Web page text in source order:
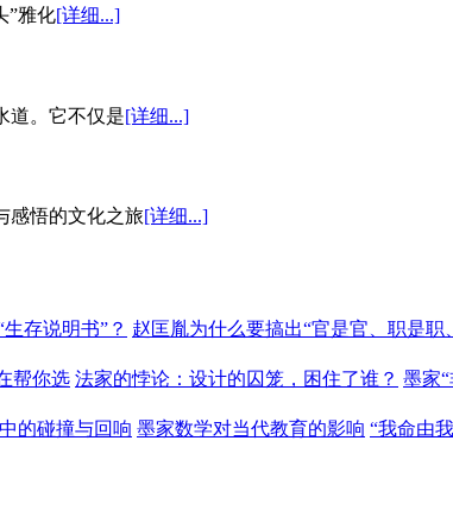
”雅化[详细...]
道。它不仅是[详细...]
感悟的文化之旅[详细...]
存说明书”？ 赵匡胤为什么要搞出“官是官、职是
帮你选 法家的悖论：设计的囚笼，困住了谁？ 墨家
的碰撞与回响 墨家数学对当代教育的影响 “我命由